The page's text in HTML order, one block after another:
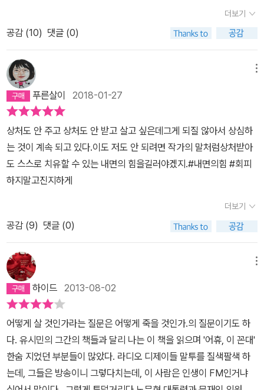
여전히 유효한 문구로써 작용해야만 하는 이유가 어찌 보면 2013년
대한민국 현재의 서글픈 자화상인지도 모른다. 이런 자화상을 그려
창조력을 함양하고 배양해서 세계를 새로운 가치의 선도에 대한 이야
기를 해본들 배반과 모순을 매일매일 겪고 있는 현실이 우울할 뿐이
다. 이제 그의 정치 실험적 역정은 '직업으로서의 정치가'를 내려놓았
다고 선포하였다. 그러면 다른 말로 '직업적이 아닌' 일반 시민으로서
의 정치는 멈춤이 아닐 것이다. 그러니까 '일반 시민으로서의 정치'는
계속 되어만 할 것이고 보면, 여하튼 일반 시민으로서의 정치라는 게
별 것도 없다. 선거일 되어서 투표하고 일반 시민으로서의 정치적인
견해를 피력하는 정도는 누구나 다 국민이라면 할 수 있는 그런 권리
노하우는 결코 사장되어 버려서는 안될 소중한 정치적인 자산인 것은
아닐까 싶었다. 이런 점에서 그의 백바지와 직업으로서의 정계은퇴가
서로 오버랩되었던 해석에서도 흥분이 되었다. 그는 은퇴하면서 책을
출간한다는 소문을 듣고 책이 나오기 전부터 주문을 넣고 기다렸다.
마치 블랙버스터급 영화의 예고편을 보고 기다리 듯이, 고대하던 주
말 드라마를 기다리듯이 책이 빨리 나오기를 기다리는 독자의 심정으
로 책을 기다렸다. 기다리면서 그의 이미지에 대한 첫 생각이 백바지
였고 그리고 책이 나오기도 전부터 이 글을 써 내려가고 싶었다. 특히,
그의 저서들에서 뿜어져 나오는 지식의 아우라와 함께 다양하고 깊은
지식, 치밀하고 논리적인 글의 주장의 문체, 그리고 문제에 대한 짙은
호소력 있는 글의 힘을 느낀다면 이번 책은 그의 감성도 엿보일 수 있
아들이 영문학을 전공하여 유학을 가서 나중에 철학자가 되길 바랐지
만, 아들은 어려운 가정형편 때문에 유학은 애초 꿈꿀 것이 되지 못한
된 사회계열을 선택했다. 이루고 싶은 삶의 목표가 없었다. 그저 현실
에 잘 적응할 뿐이었다. 그러나 대학생 유시민을 맞이한 것은 서슬 퍼
런 박정희 정권과 뒤이은 전두환 정권이었다. 시대의 야만이 도전했
고 그는 맞섰다. 나는 내가 좋아하는 것을 들고 능동적으로 세상과 부
딪치지 못했다. 번민하면서 주저하는 내게, 세상이 먼저 부딪쳐 왔다.
세상은 나더러 체념하거나 굴복하라고 했고, 나는 거절하고 저항했을
뿐이다. 부당한 강요에 굴복하면 삶이 너무 비천해질 것 같았다. 그래
서 최소한의 인간적 존엄과 품격을 지키려고 발버둥 쳤다. 성년이 된
수치심과 분노, 슬픔, 연민, 죄책감, 의무감 같은 것이었다.(본문 34
쪽)독방에서 미농지 넉 장에 먹지를 대고 써내려간, 그 유명한 '유시
민의 항소이유서'(1985)엔 그러한 분노와 슬픔의 정서가 추동한 명
문(明文)과 미문(美文)으로 가득하다. 우리가 기억하는 유시민의
모습도 그즈음에 있다. 결기 어린 문장들, 분노하는 지식인, 그리고 정
치인 유시민. 하지만 오늘 유시민은, 그런 과거 자신의 삶이 행복하지
않았다고 회상한다. 가치 없는 삶이었기 때문이 아니라, 무엇보다 자
기 스스로 원했던 삶이 아니었기 때문이다. '합리적 의심과 깊은 사유
를 통해 확신에 이르지 못한 가운데' 어떤 이념이나 명분을 받아들였
고, 무엇보다 직업정치인으로서도 행복하지 않았다. 가장 무거웠던
것은 직업정치인이라는 객관적으로 규정되는 나의 '정체성'이다. 나는
란 사람은 정치인이란 인물로서 유명하나 막상 그의 책을 보면 글을
적는 작가로서 혹은 비평가로서의 역할이 더 두각을 나타난다.그의
글을 읽는 순간 분명 철학적이면서도 상당히 가치 있는 글인데 반해
읽기가 수월하다. 대신 진중권 교수의 서적은 생각을 깊이 하면서 봐
야 한다. 그나마 다행인 게 나도 독설적이고, ‘모두 까기의 달인’의 그
모습을 좋아한다. 예전에 본 서적 중에서 <프랑크푸르트학파의 테제
들>에서 아도르노 편을 읽으면서 많은 부분을 진중권 교수에게 느꼈
다. 진정한 자유란 이원화의 흑백논리에서 네 편과 내 편을 벗어나야
만 진정한 자유가 있다고 했다. 우리나라에서 이분법적 사고로 살아
가지 않으면 이방인 내지 외톨이로 만들어버리는 군중심리의 무서움
에서 진정한 자유란 무엇인가?
름다우나, 생각보다 잔혹하고 어려운 길이다. 인간의 역사를 알면 지
금을 다시 생각하게 된다. 그런 점에서 유시민의 인생은 언제나 만인
그 점에서 김어준의 경우는 만인 대 만인 사이에 만인이라면 진중권
교수와 유시민의 경우 그 만인 대 만인의 투쟁에 대한 투쟁일 것이다.
생각해보자. ‘모두 까기의 달인’과 언제나 제3선택지를 고른 자의 운
명에서 말이다. 정치라는 세계는 항상 더럽고 치사하고 위험천만한
롤러코스터다.그렇지만 정치와 우리와 무관하지 않으나, 사람들은
그 세계를 외면한다. 자신만 더럽히는 것이 싫은 것인지, 아니면 골치
가 아프니깐 그런지 알 수 없다. 단지 중요한 것은 언제나 우리들만은
옳아야 하는 것과 누군가는 더러워야 그 정의관을 실현할 수 있다는
천박한 정의관이 아닐까 싶다. 더러운 세계에서 맞서 싸우려면 더러
더보기
공감 (10) 댓글 (0)
푸른살이 2018-01-27
상처도 안 주고 상처도 안 받고 살고 싶은데그게 되질 않아서 상심하
는 것이 계속 되고 있다.이도 저도 안 되려면 작가의 말처럼상처받아
도 스스로 치유할 수 있는 내면의 힘을길러야겠지.#내면의힘 #회피
하지말고진지하게
더보기
공감 (9) 댓글 (0)
하이드 2013-08-02
어떻게 살 것인가라는 질문은 어떻게 죽을 것인가.의 질문이기도 하
다. 유시민의 그간의 책들과 달리 나는 이 책을 읽으며 '어휴, 이 꼰대'
한숨 지었던 부분들이 많았다. 라디오 디제이들 말투를 질색팔색 하
는데, 그들은 방송이니 그렇다치는데, 이 사람은 인생이 FM인거냐